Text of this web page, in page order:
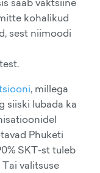
kohalikud
sest niimoodi
, millega
siiski lubada ka
Phuketi
SKT-st tuleb
valitsuse